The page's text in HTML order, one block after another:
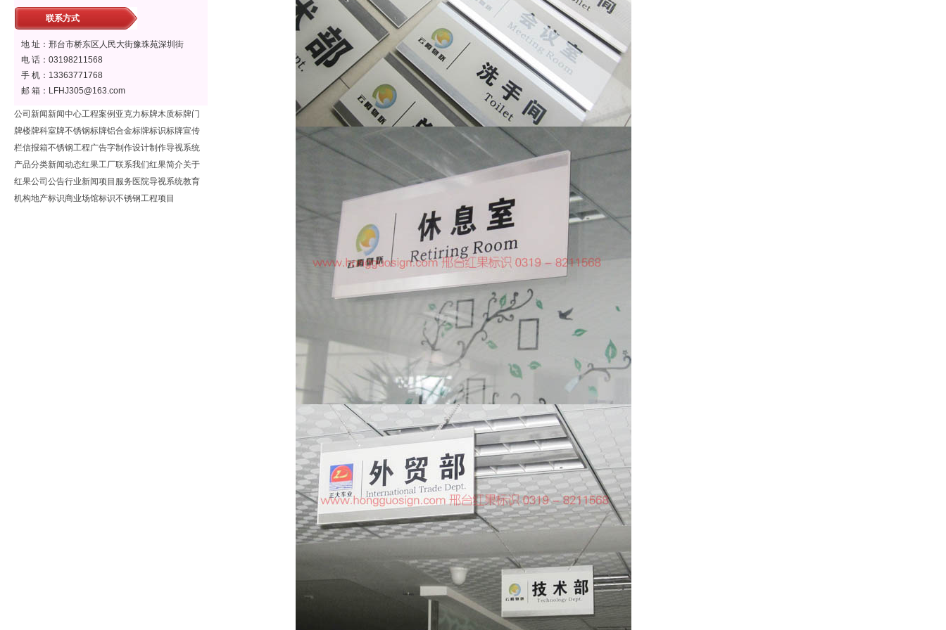
联系方式
地 址：邢台市桥东区人民大街豫珠苑深圳街
电 话：03198211568
手 机：13363771768
邮 箱：LFHJ305@163.com
公司新闻 新闻中心工程案例 亚克力标牌木质标牌门
牌楼牌科室牌不锈钢标牌铝合金标牌标识标牌宣传
栏信报箱不锈钢工程广告字制作设计制作导视系统
产品分类新闻动态红果工厂联系我们红果简介关于
红果公司公告行业新闻项目服务 医院导视系统教育
机构地产标识商业场馆标识不锈钢工程项目